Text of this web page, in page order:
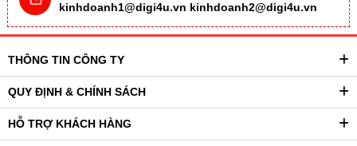
kinhdoanh1@digi4u.vn kinhdoanh2@digi4u.vn
THÔNG TIN CÔNG TY
QUY ĐỊNH & CHÍNH SÁCH
HỖ TRỢ KHÁCH HÀNG